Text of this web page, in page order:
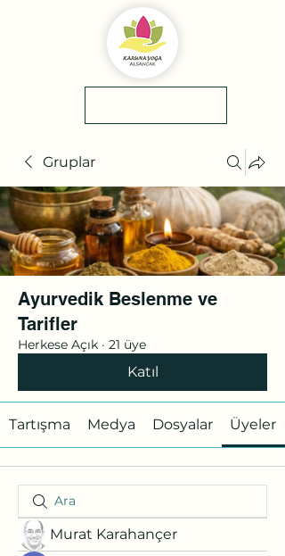
Gruplar
Ayurvedik Beslenme ve
Tarifler
Herkese Açık · 21 üye
Katıl
Tartışma Medya Dosyalar Üyeler
Murat Karahançer